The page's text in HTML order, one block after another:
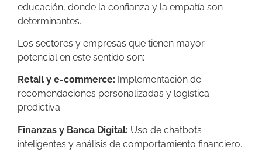
educación, donde la confianza y la empatía son
determinantes.
Los sectores y empresas que tienen mayor
potencial en este sentido son:
Retail y e-commerce: Implementación de
recomendaciones personalizadas y logística
predictiva.
Finanzas y Banca Digital: Uso de chatbots
inteligentes y análisis de comportamiento financiero.